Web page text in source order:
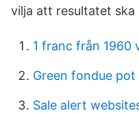
vilja att resultatet
1 franc från 1960
Green fondue pot
Sale alert